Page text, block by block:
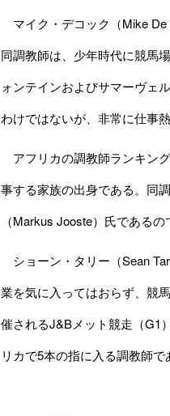
マイク・デコック（Mike
同調教師は、少年時代に競馬
ォンテインおよびサマーヴェ
わけではないが、非常に仕事
アフリカの調教師ランキン
事する家族の出身である。同
（Markus Jooste）氏である
ショーン・タリー（Sean
業を気に入ってはおらず、競
催されるJ&Bメット競走（G1
リカで5本の指に入る調教師で